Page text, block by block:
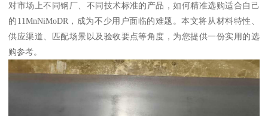
对市场上不同钢厂、不同技术标准的产品，如何精准选购适合自己
的11MnNiMoDR，成为不少用户面临的难题。本文将从材料特性、
供应渠道、匹配场景以及验收要点等角度，为您提供一份实用的选
购参考。